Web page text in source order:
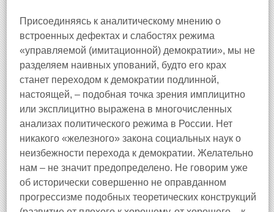
Присоединяясь к аналитическому мнению о
встроенных дефектах и слабостях режима
«управляемой (имитационной) демократии», мы не
разделяем наивных упований, будто его крах
станет переходом к демократии подлинной,
настоящей, – подобная точка зрения имплицитно
или эксплицитно выражена в многочисленных
анализах политического режима в России. Нет
никакого «железного» закона социальных наук о
неизбежности перехода к демократии. Желательно
нам – не значит предопределено. Не говорим уже
об исторически совершенно не оправданном
прогрессизме подобных теоретических конструкций